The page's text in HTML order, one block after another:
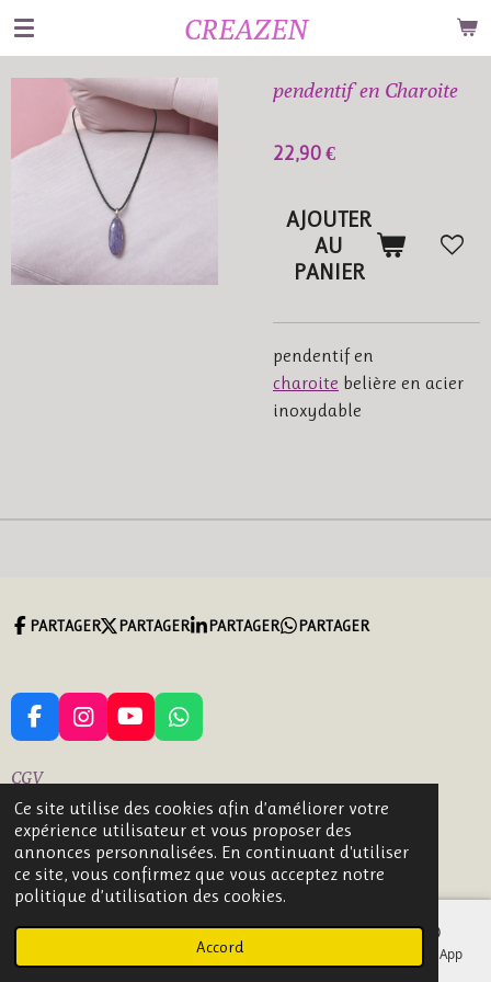
Ce site utilise des cookies afin d’améliorer votre
expérience utilisateur et vous proposer des
annonces personnalisées. En continuant d'utiliser
ce site, vous confirmez que vous acceptez notre
politique d’utilisation des cookies.
Accord
Passer
au
contenu
principal
CREAZEN
pendentif en Charoite
22,90 €
AJOUTER
AU
PANIER
pendentif en
charoite belière en acier
inoxydable
PARTAGER PARTAGER PARTAGER PARTAGER
F
A
C
E
B
O
O
K
I
N
T
A
G
R
A
M
Y
O
T
U
B
E
W
H
T
S
A
P
P
CGV
2 bis grande rue 18160 LIGNIERES
© 2023 - 2026 CREAZEN Gemmes et Naturels
Propulsé parWebador
Carte WhatsApp